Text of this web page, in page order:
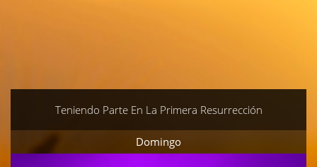
Teniendo Parte En La Primera Resurrección
Domingo